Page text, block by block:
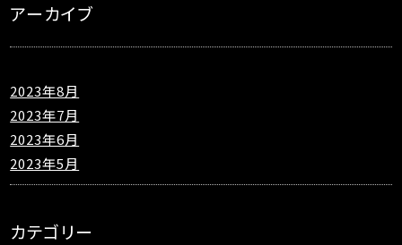
アーカイブ
2023年8月
2023年7月
2023年6月
2023年5月
カテゴリー